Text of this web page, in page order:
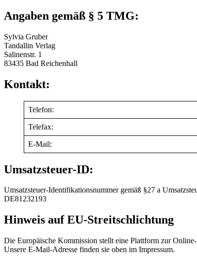
Angaben gemäß § 5 TMG:
Sylvia Gruber
Tandallin Verlag
Salinenstr. 1
83435 Bad Reichenhall
Kontakt:
Telefon:
Telefax:
E-Mail:
Umsatzsteuer-ID:
Umsatzsteuer-Identifikationsnummer gemäß §27 a
DE81232193
Hinweis auf EU-Streitschlichtung
Die Europäische Kommission stellt eine Plattform zur
Unsere E-Mail-Adresse finden sie oben im Impressum.